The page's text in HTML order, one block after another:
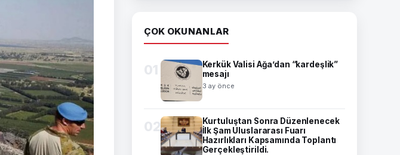
ÇOK OKUNANLAR
01
Kerkük Valisi Ağa’dan “kardeşlik”
mesajı
3 ay önce
02
Kurtuluştan Sonra Düzenlenecek
İlk Şam Uluslararası Fuarı
Hazırlıkları Kapsamında Toplantı
Gerçekleştirildi.